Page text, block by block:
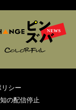
シー
の配信停止